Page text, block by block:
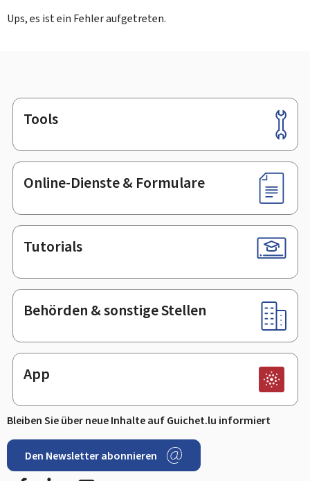
Ups, es ist ein Fehler aufgetreten.
Footer
Tools
Online-Dienste & Formulare
Tutorials
Behörden & sonstige Stellen
App
Bleiben Sie über neue Inhalte auf Guichet.lu informiert
Den Newsletter abonnieren
FacebookLinkedIn